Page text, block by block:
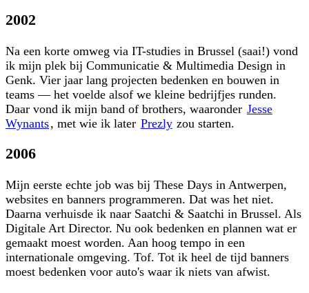
2002
Na een korte omweg via IT-studies in Brussel (saai!) vond
ik mijn plek bij Communicatie & Multimedia Design in
Genk. Vier jaar lang projecten bedenken en bouwen in
teams — het voelde alsof we kleine bedrijfjes runden.
Daar vond ik mijn band of brothers, waaronder Jesse
Wynants, met wie ik later Prezly zou starten.
2006
Mijn eerste echte job was bij These Days in Antwerpen,
websites en banners programmeren. Dat was het niet.
Daarna verhuisde ik naar Saatchi & Saatchi in Brussel. Als
Digitale Art Director. Nu ook bedenken en plannen wat er
gemaakt moest worden. Aan hoog tempo in een
internationale omgeving. Tof. Tot ik heel de tijd banners
moest bedenken voor auto's waar ik niets van afwist.